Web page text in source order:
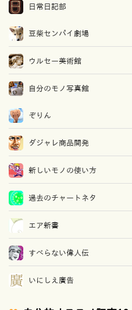
日常日記部
豆柴センパイ劇場
ウルセー美術館
自分のモノ写真館
ぞりん
ダジャレ商品開発
新しいモノの使い方
過去のチャートネタ
エア新書
すべらない偉人伝
いにしえ廣告